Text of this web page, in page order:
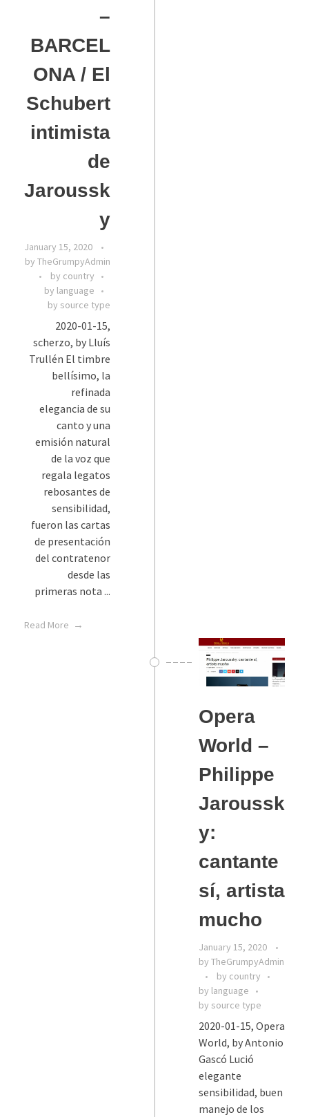
–
BARCEL
ONA / El
Schubert
intimista
de
Jaroussk
y
January 15, 2020
by TheGrumpyAdmin
by country
by language
by source type
2020-01-15,
scherzo, by Lluís
Trullén El timbre
bellísimo, la
refinada
elegancia de su
canto y una
emisión natural
de la voz que
regala legatos
rebosantes de
sensibilidad,
fueron las cartas
de presentación
del contratenor
desde las
primeras nota ...
Read More
Opera
World –
Philippe
Jaroussk
y:
cantante
sí, artista
mucho
January 15, 2020
by TheGrumpyAdmin
by country
by language
by source type
2020-01-15, Opera
World, by Antonio
Gascó Lució
elegante
sensibilidad, buen
manejo de los